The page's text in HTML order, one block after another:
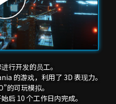
行开发的员工。
的游戏，利用了 3D 表现力。
的可玩模拟。
后 10 个工作日内完成。